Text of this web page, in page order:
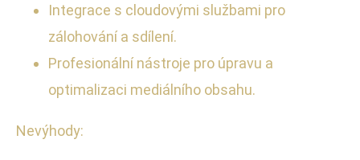
Integrace s cloudovými službami pro
zálohování a sdílení.
Profesionální nástroje pro úpravu a
optimalizaci mediálního obsahu.
Nevýhody: